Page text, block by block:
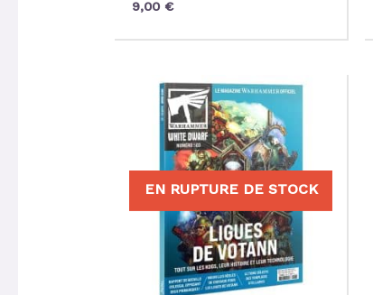
9,00 €
EN RUPTURE DE STOCK